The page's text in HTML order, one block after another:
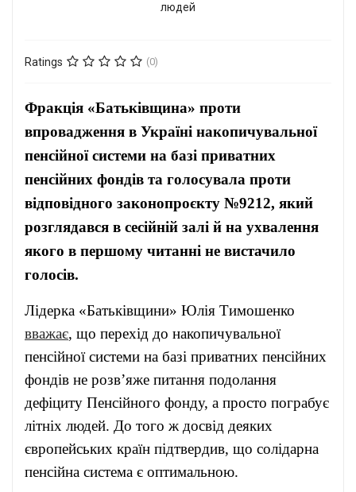
Ratings (0)
Фракція «Батьківщина» проти
впровадження в Україні накопичувальної
пенсійної системи на базі приватних
пенсійних фондів та голосувала проти
відповідного законопроєкту №9212, який
розглядався в сесійній залі й на ухвалення
якого в першому читанні не вистачило
голосів.
Лідерка «Батьківщини» Юлія Тимошенко
вважає, що перехід до накопичувальної
пенсійної системи на базі приватних пенсійних
фондів не розв’яже питання подолання
дефіциту Пенсійного фонду, а просто пограбує
літніх людей. До того ж досвід деяких
європейських країн підтвердив, що солідарна
пенсійна система є оптимальною.